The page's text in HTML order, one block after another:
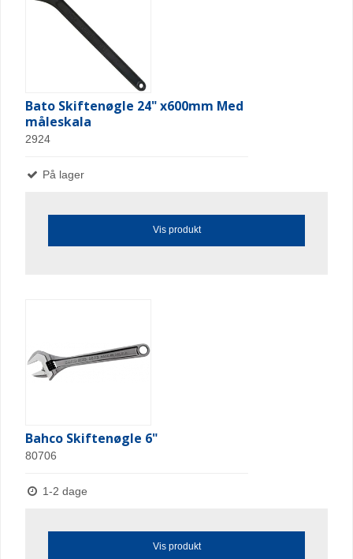
Bato Skiftenøgle 24" x600mm Med
måleskala
2924
På lager
Vis produkt
Bahco Skiftenøgle 6"
80706
1-2 dage
Vis produkt